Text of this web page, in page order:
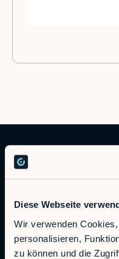
Diese Webseite
Wir verwenden
personalisieren,
zu können und die
Autonomous Industrial